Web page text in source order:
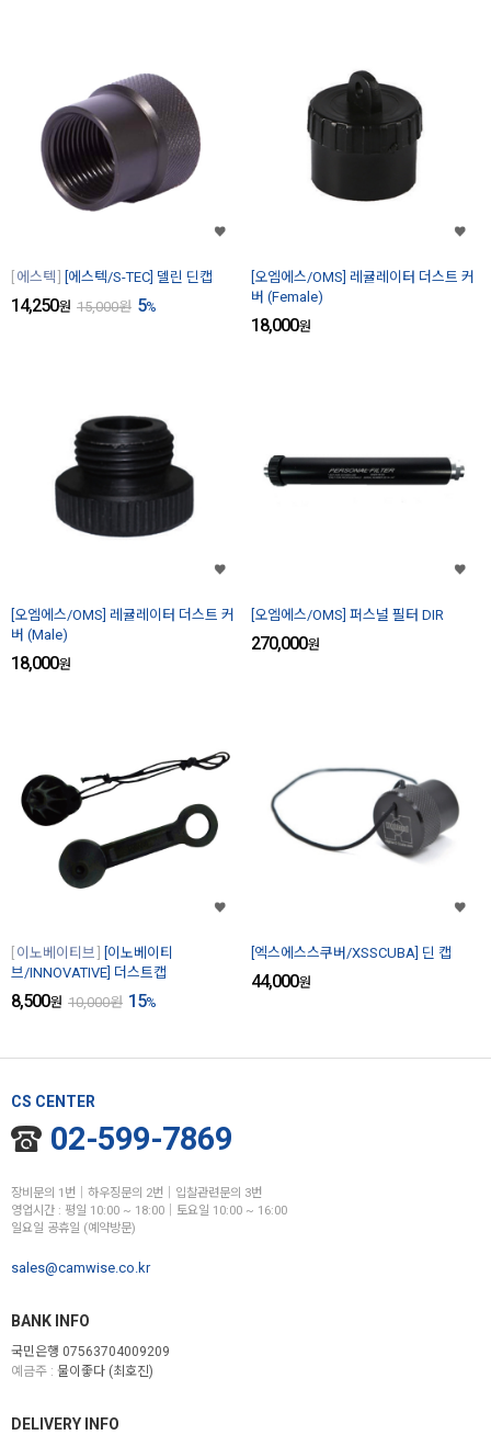
에스텍 [에스텍/S-TEC] 델린 딘캡
14,250원 15,000원 5%
[오엠에스/OMS] 레귤레이터 더스트 커
버 (Female)
18,000원
[오엠에스/OMS] 레귤레이터 더스트 커
버 (Male)
18,000원
[오엠에스/OMS] 퍼스널 필터 DIR
270,000원
이노베이티브
[이노베이티
브/INNOVATIVE] 더스트캡
8,500원 10,000원 15%
[엑스에스스쿠버/XSSCUBA] 딘 캡
44,000원
CS CENTER
02-599-7869
장비문의 1번│하우징문의 2번│입찰관련문의 3번
영업시간 : 평일 10:00 ~ 18:00│토요일 10:00 ~ 16:00
일요일 공휴일 (예약방문)
sales@camwise.co.kr
BANK INFO
국민은행 07563704009209
예금주 : 물이좋다 (최호진)
DELIVERY INFO